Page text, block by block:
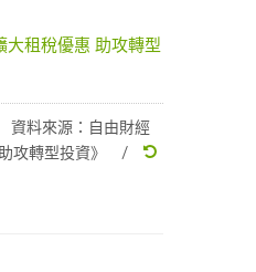
大租稅優惠 助攻轉型
料來源：自由財經
助攻轉型投資》 /